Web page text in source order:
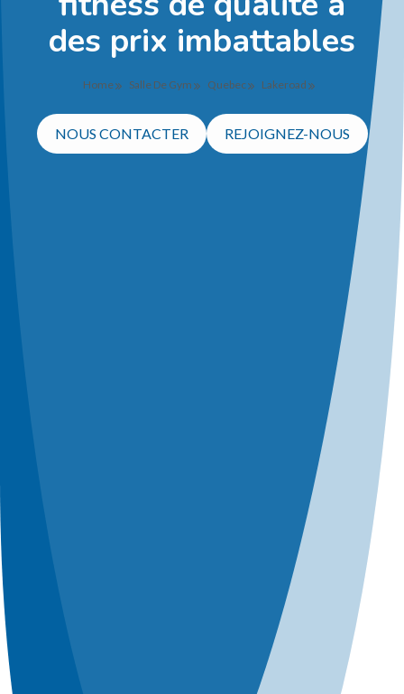
des prix imbattables
Home Salle De Gym Quebec Lakeroad
NOUS CONTACTER REJOIGNEZ-NOUS